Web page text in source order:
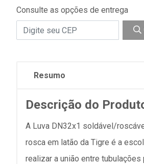
Consulte as opções de entrega
Resumo
Descrição do
A Luva DN32x1 soldável/
rosca em latão da Tigre é a
realizar a união entre